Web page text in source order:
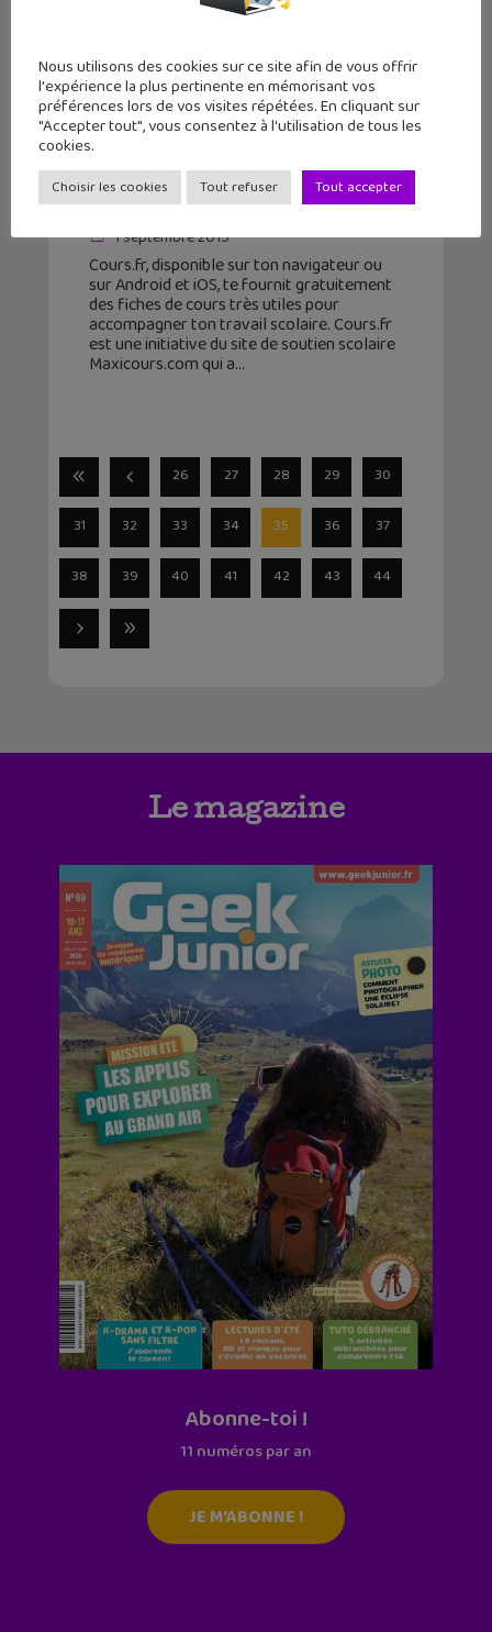
Cours.fr : des fiches de cours
gratuites pour les collégiens et
lycéens
1 septembre 2015
Cours.fr, disponible sur ton navigateur ou
sur Android et iOS, te fournit gratuitement
des fiches de cours très utiles pour
accompagner ton travail scolaire. Cours.fr
est une initiative du site de soutien scolaire
Maxicours.com qui a
26 27 28 29 30
31 32 33 34 35 36 37
38 39 40 41 42 43 44
Le magazine
Abonne-toi !
11 numéros par an
JE M'ABONNE !
Nous utilisons des cookies sur ce site afin de vous offrir
l'expérience la plus pertinente en mémorisant vos
préférences lors de vos visites répétées. En cliquant sur
"Accepter tout", vous consentez à l'utilisation de tous les
cookies.
Choisir les cookies Tout refuser Tout accepter